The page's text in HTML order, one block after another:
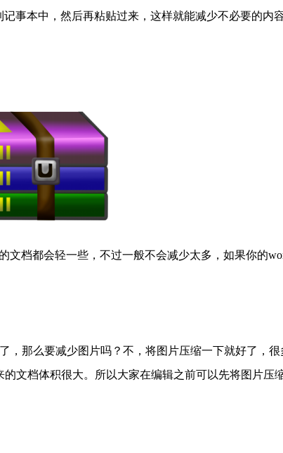
事本中，然后再粘贴过来，这样就能减少不必要的内
文档都会轻一些，不过一般不会减少太多，如果你的
，那么要减少图片吗？不，将图片压缩一下就好了，很
文档体积很大。所以大家在编辑之前可以先将图片压